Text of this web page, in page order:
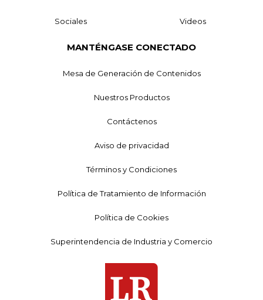
Sociales Videos
MANTÉNGASE CONECTADO
Mesa de Generación de Contenidos
Nuestros Productos
Contáctenos
Aviso de privacidad
Términos y Condiciones
Política de Tratamiento de Información
Política de Cookies
Superintendencia de Industria y Comercio